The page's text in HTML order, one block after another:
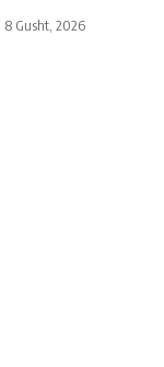
8 Gusht, 2026